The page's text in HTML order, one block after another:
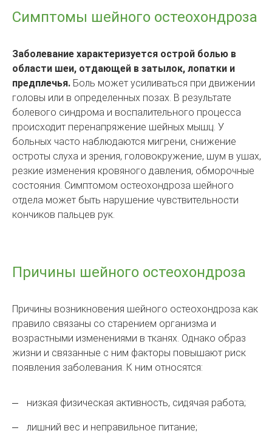
Симптомы шейного остеохондроза
Заболевание характеризуется острой болью в
области шеи, отдающей в затылок, лопатки и
предплечья. Боль может усиливаться при движении
головы или в определенных позах. В результате
болевого синдрома и воспалительного процесса
происходит перенапряжение шейных мышц. У
больных часто наблюдаются мигрени, снижение
остроты слуха и зрения, головокружение, шум в ушах,
резкие изменения кровяного давления, обморочные
состояния. Симптомом остеохондроза шейного
отдела может быть нарушение чувствительности
кончиков пальцев рук.
Причины шейного остеохондроза
Причины возникновения шейного остеохондроза как
правило связаны со старением организма и
возрастными изменениями в тканях. Однако образ
жизни и связанные с ним факторы повышают риск
появления заболевания. К ним относятся:
низкая физическая активность, сидячая работа;
лишний вес и неправильное питание;